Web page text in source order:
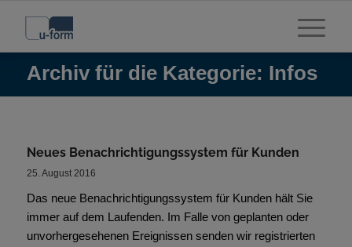
Archiv für die Kategorie: Infos
Neues Benachrichtigungssystem für Kunden
25. August 2016
Das neue Benachrichtigungssystem für Kunden hält Sie
immer auf dem Laufenden. Im Falle von geplanten oder
unvorhergesehenen Ereignissen senden wir registrierten